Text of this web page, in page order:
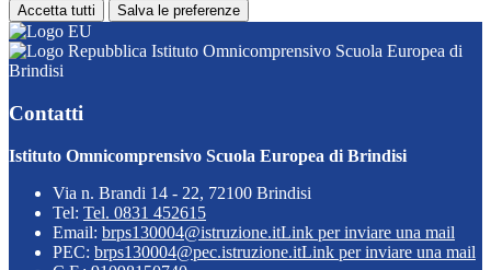
Accetta tutti Salva le preferenze
Istituto Omnicomprensivo Scuola Europea di
Brindisi
Contatti
Istituto Omnicomprensivo Scuola Europea di Brindisi
Via n. Brandi 14 - 22, 72100 Brindisi
Tel: Tel. 0831 452615
Email: brps130004@istruzione.itLink per inviare una mail
PEC: brps130004@pec.istruzione.itLink per inviare una mail